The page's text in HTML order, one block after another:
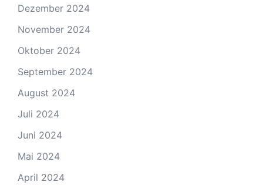
Dezember 2024
November 2024
Oktober 2024
September 2024
August 2024
Juli 2024
Juni 2024
Mai 2024
April 2024